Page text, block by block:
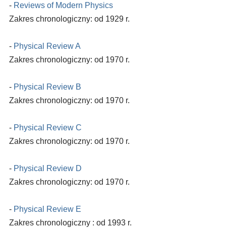
- Reviews of Modern Physics
Zakres chronologiczny: od 1929 r.
- Physical Review A
Zakres chronologiczny: od 1970 r.
- Physical Review B
Zakres chronologiczny: od 1970 r.
- Physical Review C
Zakres chronologiczny: od 1970 r.
- Physical Review D
Zakres chronologiczny: od 1970 r.
- Physical Review E
Zakres chronologiczny : od 1993 r.